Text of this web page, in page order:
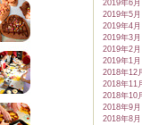
2019年6月
2019年5月
2019年4月
2019年3月
2019年2月
2019年1月
2018年12
2018年11
2018年10
2018年9月
2018年8月